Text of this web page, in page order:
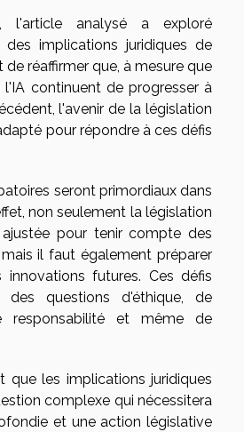
l'article analysé a exploré
des implications juridiques de
réaffirmer que, à mesure que
continuent de progresser à
l'avenir de la législation
pour répondre à ces défis
seront primordiaux dans
non seulement la législation
pour tenir compte des
il faut également préparer
futures. Ces défis
des questions d'éthique, de
responsabilité et même de
que les implications juridiques
complexe qui nécessitera
et une action législative